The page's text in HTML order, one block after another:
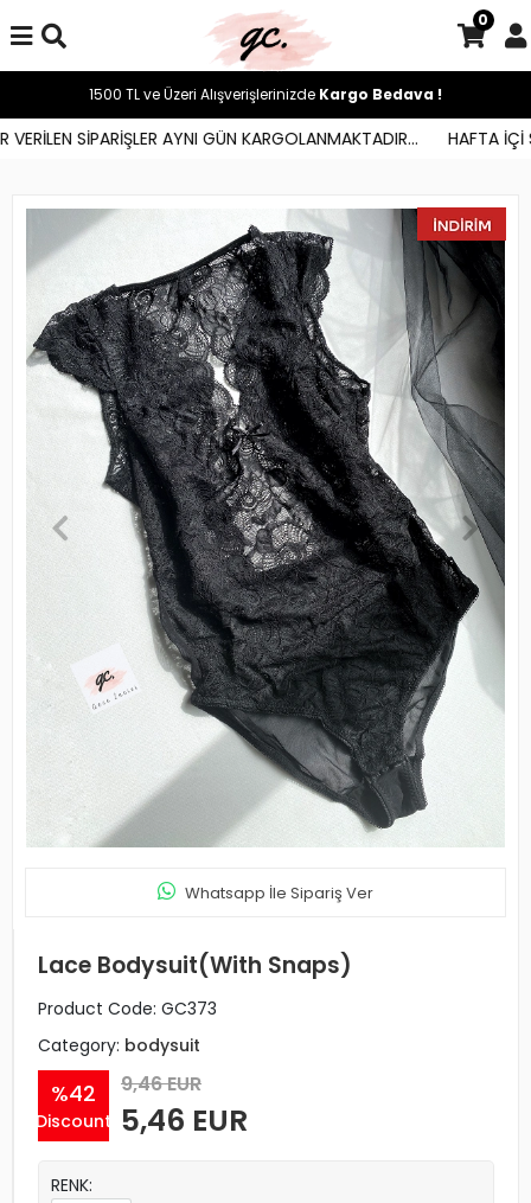
SİPARİŞLER AYNI GÜN KARGOLANMAKTADIR... HAFTA İÇİ
0
1500 TL ve Üzeri Alışverişlerinizde Kargo Bedava !
Whatsapp İle Sipariş Ver
Lace Bodysuit(With Snaps)
Product Code: GC373
Category: bodysuit
%42
Discount
9,46 EUR
5,46 EUR
RENK: